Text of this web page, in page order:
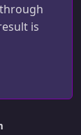
is